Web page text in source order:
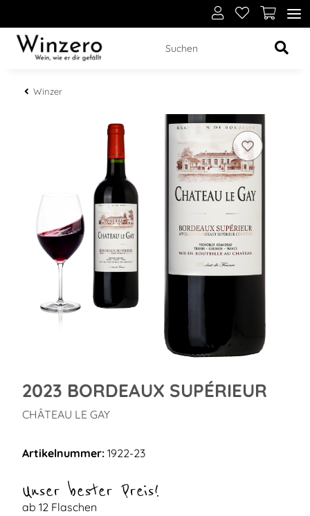
Winzer
2023 BORDEAUX SUPÉRIEUR
CHÂTEAU LE GAY
Artikelnummer: 1922-23
Unser bester Preis!
ab 12 Flaschen